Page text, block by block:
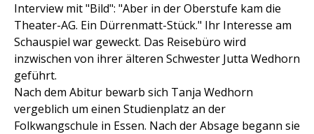
Interview mit "Bild": "Aber in der Oberstufe kam die
Theater-AG. Ein Dürrenmatt-Stück." Ihr Interesse am
Schauspiel war geweckt. Das Reisebüro wird
inzwischen von ihrer älteren Schwester Jutta Wedhorn
geführt.
Nach dem Abitur bewarb sich Tanja Wedhorn
vergeblich um einen Studienplatz an der
Folkwangschule in Essen. Nach der Absage begann sie